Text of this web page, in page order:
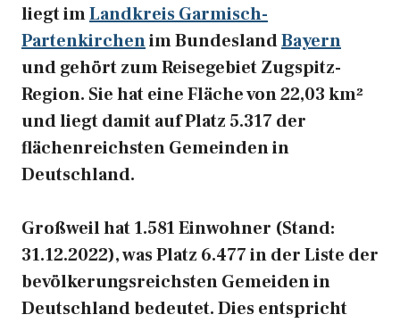
liegt imLandkreis Garmisch-
Partenkirchenim BundeslandBayern
und gehört zum Reisegebiet Zugspitz-
Region. Sie hat eine Fläche von 22,03 km²
und liegt damit auf Platz 5.317 der
flächenreichsten Gemeinden in
Deutschland.
Großweil hat 1.581 Einwohner (Stand:
31.12.2022), was Platz 6.477 in der Liste der
bevölkerungsreichsten Gemeiden in
Deutschland bedeutet. Dies entspricht